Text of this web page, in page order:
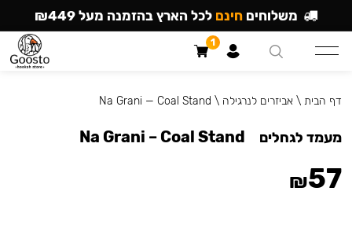
דף הבית \אביזרים לנרגילה \
Na Grani — Coal Stand
מעמד לגחלים Na Grani – Coal Stand
₪57
משלוחים חינם לכל הארץ בהזמנה מעל ₪449
1